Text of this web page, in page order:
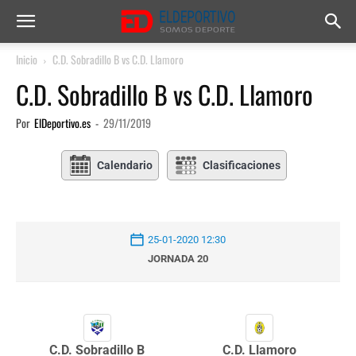
Inicio C.D. Sobradillo B vs C.D. Llamoro
C.D. Sobradillo B vs C.D. Llamoro
Por ElDeportivo.es - 29/11/2019
Calendario Clasificaciones
25-01-2020 12:30
JORNADA 20
C.D. Sobradillo B C.D. Llamoro